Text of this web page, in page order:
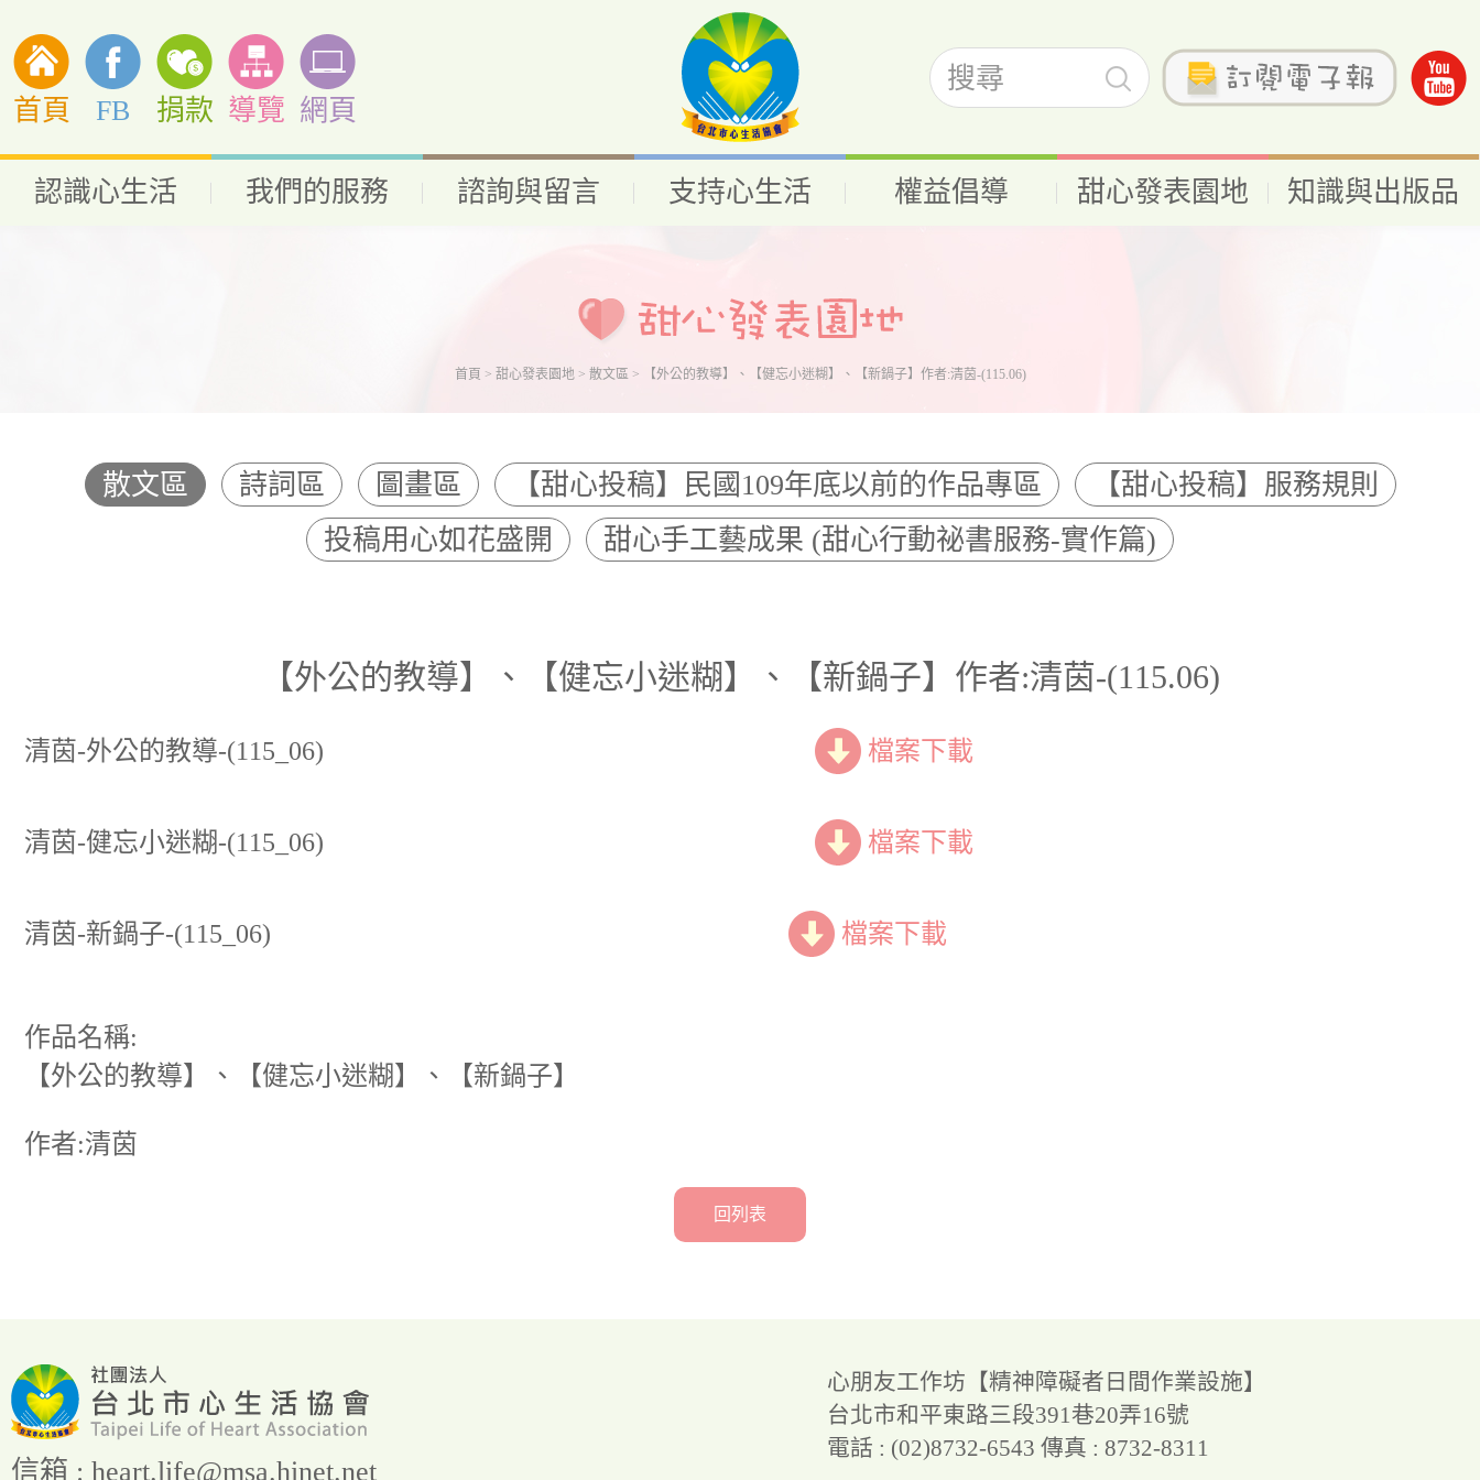
首頁 FB 捐款 導覽 網頁
認識心生活 我們的服務 諮詢與留言 支持心生活 權益倡導 甜心發表園地 知識與出版品
首頁 > 甜心發表園地> 散文區> 【外公的教導】、【健忘小迷糊】、【新鍋子】作者:清茵-(115.06)
散文區 詩詞區 圖畫區 【甜心投稿】民國109年底以前的作品專區
【甜心投稿】服務規則
投稿用心如花盛開
甜心手工藝成果 (甜心行動祕書服務-實作篇)
【外公的教導】、【健忘小迷糊】、【新鍋子】作者:清茵-(115.06)
清茵-外公的教導-(115_06) 檔案下載
清茵-健忘小迷糊-(115_06) 檔案下載
清茵-新鍋子-(115_06) 檔案下載
作品名稱:
【外公的教導】、【健忘小迷糊】、【新鍋子】
作者:清茵
回列表
心朋友工作坊 【精神障礙者日間作業設施】
台北市和平東路三段391巷20弄16號
電話 : (02)8732-6543傳真 : 8732-8311
信箱 : heart.life@msa.hinet.net